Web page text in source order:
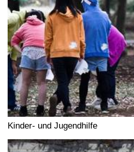
Kinder- und Jugendhilfe